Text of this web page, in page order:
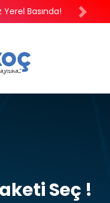
Yerel Basında! İleri
Seç !